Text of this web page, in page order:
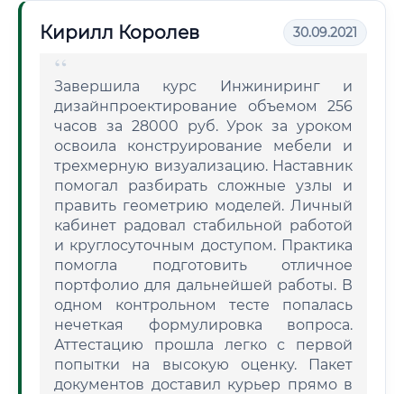
Кирилл Королев 30.09.2021
Завершила курс Инжиниринг и
дизайнпроектирование объемом 256
часов за 28000 руб. Урок за уроком
освоила конструирование мебели и
трехмерную визуализацию. Наставник
помогал разбирать сложные узлы и
править геометрию моделей. Личный
кабинет радовал стабильной работой
и круглосуточным доступом. Практика
помогла подготовить отличное
портфолио для дальнейшей работы. В
одном контрольном тесте попалась
нечеткая формулировка вопроса.
Аттестацию прошла легко с первой
попытки на высокую оценку. Пакет
документов доставил курьер прямо в